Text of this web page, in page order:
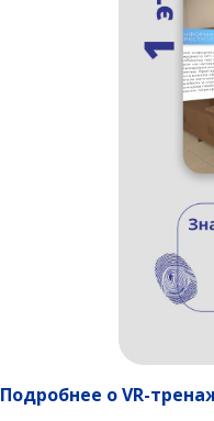
Подробнее о VR-